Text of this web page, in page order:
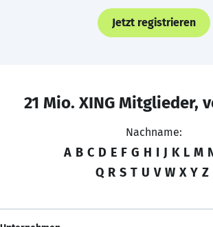
Jetzt registrieren
21 Mio. XING Mitglieder,
Nachname:
A B C D E F G H I J K L M
Q R S T U V W X Y Z